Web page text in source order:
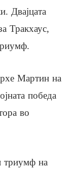
Двајцата
Тракхаус,
Мартин на
победа
во
триумф на